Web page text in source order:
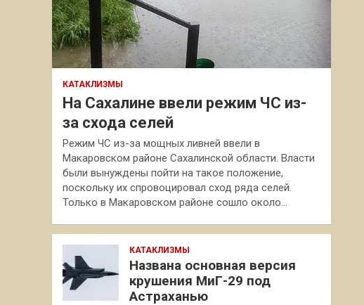
КАТАКЛИЗМЫ
На Сахалине ввели режим ЧС из-
за схода селей
Режим ЧС из-за мощных ливней ввели в
Макаровском районе Сахалинской области. Власти
были вынуждены пойти на такое положение,
поскольку их спровоцировал сход ряда селей.
Только в Макаровском районе сошло около…
КАТАКЛИЗМЫ
Названа основная версия
крушения МиГ-29 под
Астраханью